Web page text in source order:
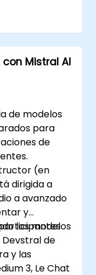
Mistral AI
de modelos
para
de
(en
dirigida a
a avanzado
y
los modelos
Devstral de
y las
3, Le Chat